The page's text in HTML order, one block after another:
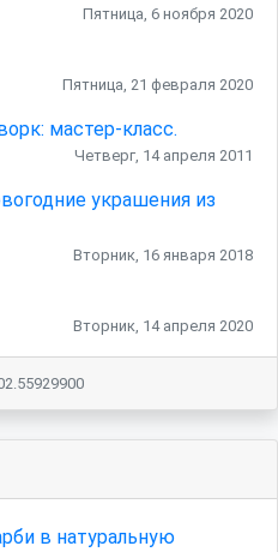
Пятница, 6 ноября 2020
Пятница, 21 февраля 2020
мастер-класс.
Четверг, 14 апреля 2011
украшения из
Вторник, 16 января 2018
Вторник, 14 апреля 2020
в натуральную